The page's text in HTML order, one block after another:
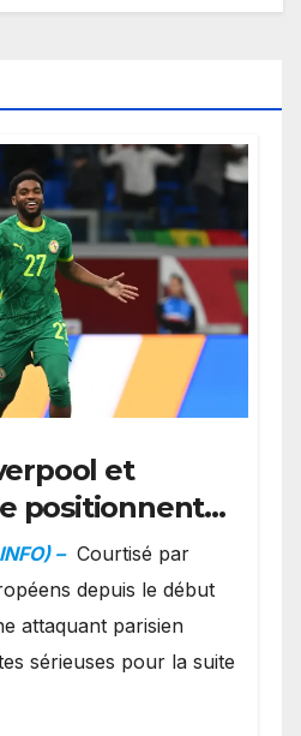
et
positionnent
recruter
– Courtisé par
depuis le début
attaquant parisien
sérieuses pour la suite